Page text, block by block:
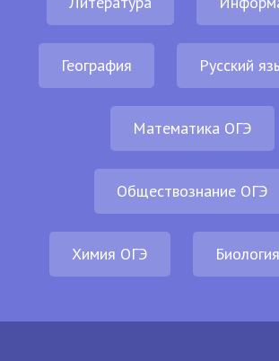
География Русский
Математика ОГЭ
Обществознание ОГЭ
Химия ОГЭ